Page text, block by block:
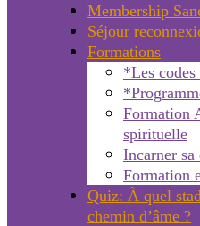
Membership
Séjour
Formations
*Les codes
Formation
spirituelle
Incarner
Formation
Quiz: À quel
chemin d’âme ?